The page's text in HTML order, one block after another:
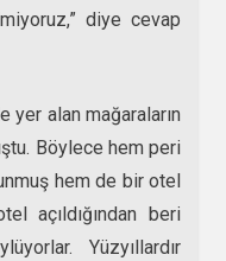
diye cevap
yer alan mağaraların
Böylece hem peri
hem de bir otel
açıldığından beri
Yüzyıllardır